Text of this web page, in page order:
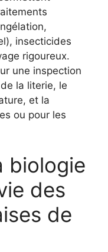
insecticides
rigoureux.
une inspection
la literie, le
et la
ou pour les
biologie
des
de